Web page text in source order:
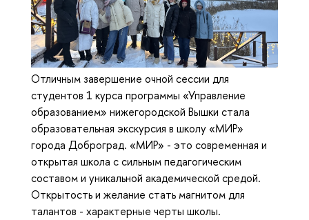
Отличным завершение очной сессии для
студентов 1 курса программы «Управление
образованием» нижегородской Вышки стала
образовательная экскурсия в школу «МИР»
города Доброград. «МИР» - это современная и
открытая школа с сильным педагогическим
составом и уникальной академической средой.
Открытость и желание стать магнитом для
талантов - характерные черты школы.